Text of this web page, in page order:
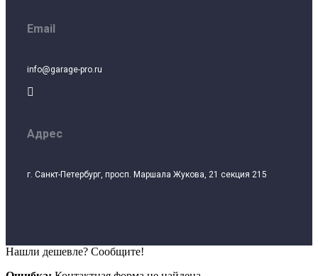
Email
info@garage-pro.ru

Адрес
г. Санкт-Петербург, просп. Маршала Жукова, 21 секция 215
Нашли дешевле? Сообщите!